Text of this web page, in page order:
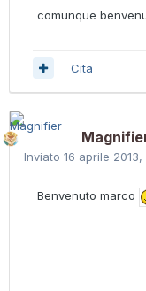
comunque
Cita
Inviato 16 aprile 2013,
Benvenuto marco